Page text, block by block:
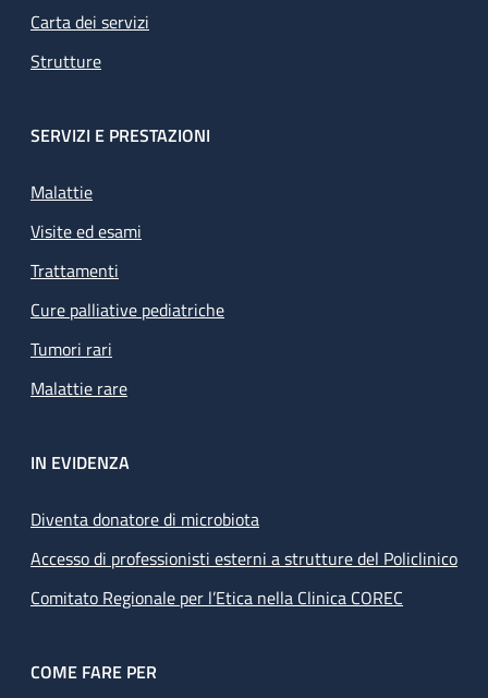
Carta dei servizi
Strutture
SERVIZI E PRESTAZIONI
Malattie
Visite ed esami
Trattamenti
Cure palliative pediatriche
Tumori rari
Malattie rare
IN EVIDENZA
Diventa donatore di microbiota
Accesso di professionisti esterni a strutture del Policlinico
Comitato Regionale per l’Etica nella Clinica COREC
COME FARE PER